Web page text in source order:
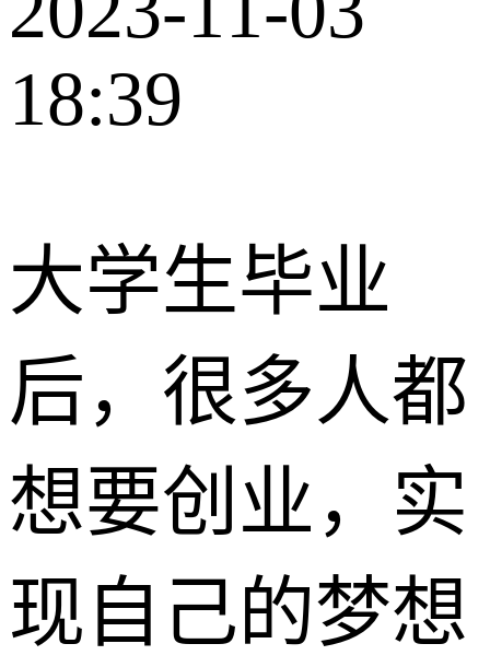
18:39
大学生毕业
后，很多人都
想要创业，实
现自己的梦想